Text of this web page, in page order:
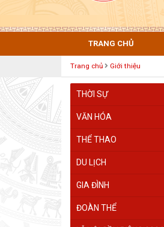
TRANG CHỦ
Trang chủ Giới thiệu
THỜI SỰ
VĂN HÓA
THỂ THAO
DU LỊCH
GIA ĐÌNH
ĐOÀN THỂ